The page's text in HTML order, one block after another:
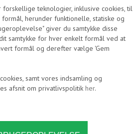
teknologier, inklusive cookies, til
herunder funktionelle, statiske og
giver du samtykke disse
samtykke for hver enkelt formål ved at
formål og derefter vælge 'Gem
samt vores indsamling og
afsnit om privatlivspolitik her.